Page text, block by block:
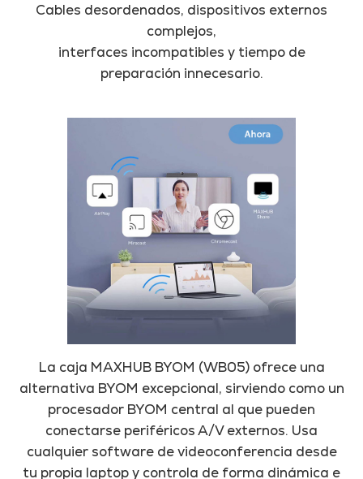
Cables desordenados, dispositivos externos
complejos,
interfaces incompatibles y tiempo de
preparación innecesario.
La caja MAXHUB BYOM (WB05) ofrece una
alternativa BYOM excepcional, sirviendo como un
procesador BYOM central al que pueden
conectarse periféricos A/V externos. Usa
cualquier software de videoconferencia desde
tu propia laptop y controla de forma dinámica e